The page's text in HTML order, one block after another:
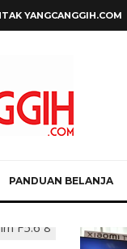
YANGCANGGIH.COM
PANDUAN BELANJA